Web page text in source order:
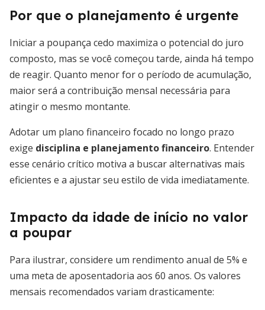
Por que o planejamento é urgente
Iniciar a poupança cedo maximiza o potencial do juro
composto, mas se você começou tarde, ainda há tempo
de reagir. Quanto menor for o período de acumulação,
maior será a contribuição mensal necessária para
atingir o mesmo montante.
Adotar um plano financeiro focado no longo prazo
exige disciplina e planejamento financeiro. Entender
esse cenário crítico motiva a buscar alternativas mais
eficientes e a ajustar seu estilo de vida imediatamente.
Impacto da idade de início no valor
a poupar
Para ilustrar, considere um rendimento anual de 5% e
uma meta de aposentadoria aos 60 anos. Os valores
mensais recomendados variam drasticamente: